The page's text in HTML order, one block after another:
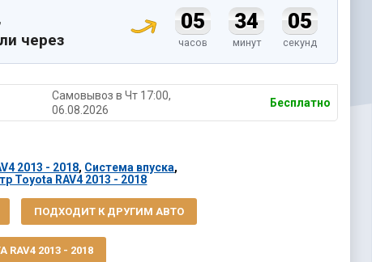
через
05
часов
34
минут
04
секунд
Самовывоз в Чт 17:00,
06.08.2026
Бесплатно
2013 - 2018, Система впуска,
Toyota RAV4 2013 - 2018
ПОДХОДИТ К ДРУГИМ АВТО
RAV4 2013 - 2018